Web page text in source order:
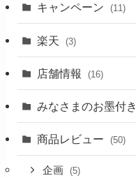
キャンペーン (11)
楽天 (3)
店舗情報 (16)
みなさまのお墨付
商品レビュー (50)
企画 (5)